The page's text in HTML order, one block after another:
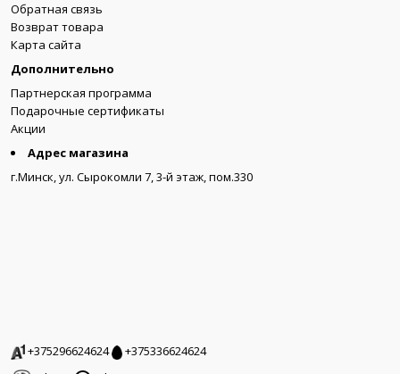
Обратная связь
Возврат товара
Карта сайта
Дополнительно
Партнерская программа
Подарочные сертификаты
Акции
Адрес магазина
г.Минск, ул. Сырокомли 7, 3-й этаж, пом.330
+375296624624
+375336624624